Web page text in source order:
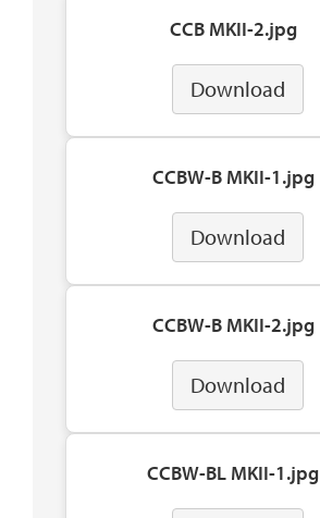
CCB MKII-2.jpg
Download
CCBW-B MKII-1.jpg
Download
CCBW-B MKII-2.jpg
Download
CCBW-BL MKII-1.jpg